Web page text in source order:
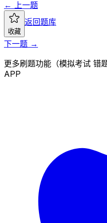
← 上一题
收藏
返回题库
下一题 →
更多刷题功能（模拟考试 错
APP